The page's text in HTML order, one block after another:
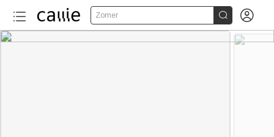
Zomer  